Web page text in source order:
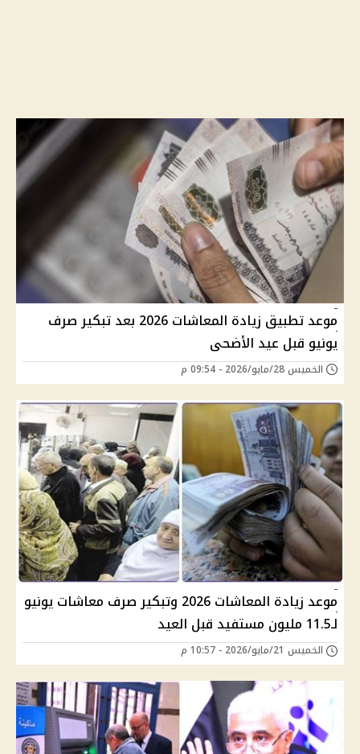
موعد تطبيق زيادة المعاشات 2026 بعد تبكير صرف
يونيو قبل عيد الأضحى
الخميس 28/مايو/2026 - 09:54 م
موعد زيادة المعاشات 2026 وتبكير صرف معاشات يونيو
لـ11.5 مليون مستفيد قبل العيد
الخميس 21/مايو/2026 - 10:57 م